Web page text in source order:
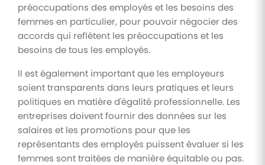
préoccupations des employés et les besoins des
femmes en particulier, pour pouvoir négocier des
accords qui reflètent les préoccupations et les
besoins de tous les employés.
Il est également important que les employeurs
soient transparents dans leurs pratiques et leurs
politiques en matière d'égalité professionnelle. Les
entreprises doivent fournir des données sur les
salaires et les promotions pour que les
représentants des employés puissent évaluer si les
femmes sont traitées de manière équitable ou pas.